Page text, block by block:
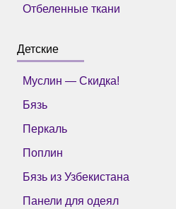
Отбеленные ткани
Детские
Муслин — Скидка!
Бязь
Перкаль
Поплин
Бязь из Узбекистана
Панели для одеял